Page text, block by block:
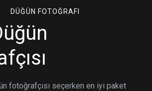
DÜĞÜN FOTOĞRAFI
fotoğrafçısı seçerken en iyi paket